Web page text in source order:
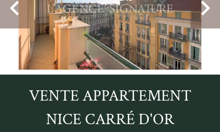
VENTE APPARTEMENT
NICE CARRÉ D'OR